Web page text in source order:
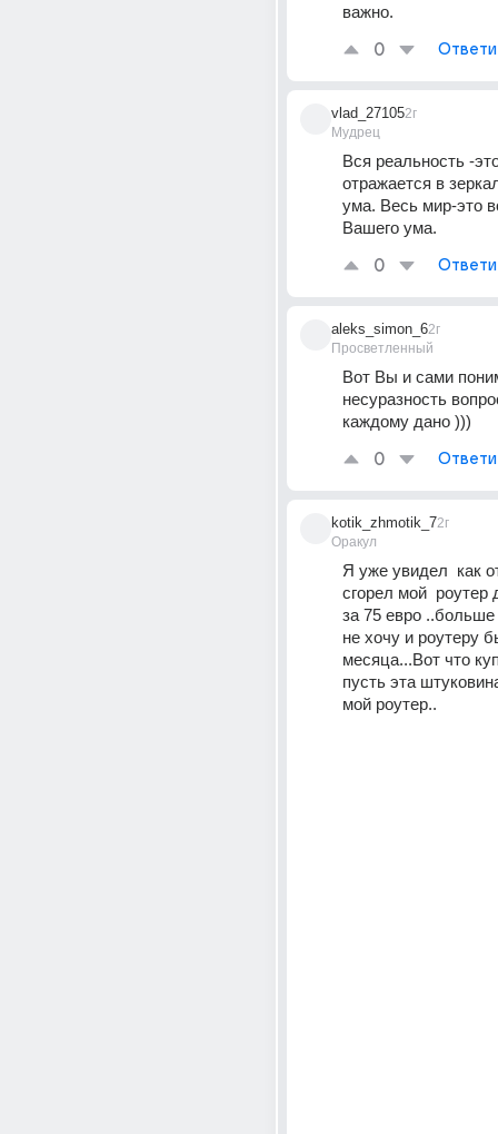
важно.
0
vlad_27105
Мудрец
2г
Вся реальность -
отражается в
ума. Весь мир-это
Вашего ума.
0
aleks_simon_6
Просветленный
2г
Вот Вы и сами
несуразность
каждому дано )))
0
kotik_zhmotik_7
Оракул
2г
Я уже увидел  как
сгорел мой  роутер
за 75 евро ..больше
не хочу и роутеру
месяца...Вот что
пусть эта
мой роутер..